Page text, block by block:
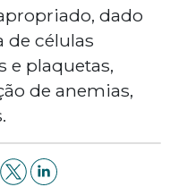
dado
de células
e plaquetas,
de anemias,